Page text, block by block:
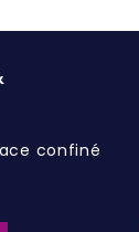
confiné